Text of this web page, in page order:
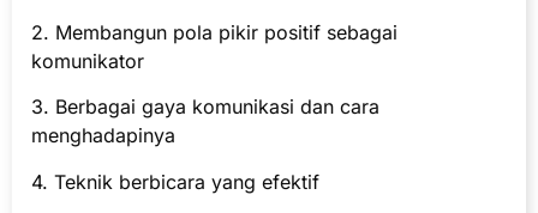
2. Membangun pola pikir positif sebagai
komunikator
3. Berbagai gaya komunikasi dan cara
menghadapinya
4. Teknik berbicara yang efektif